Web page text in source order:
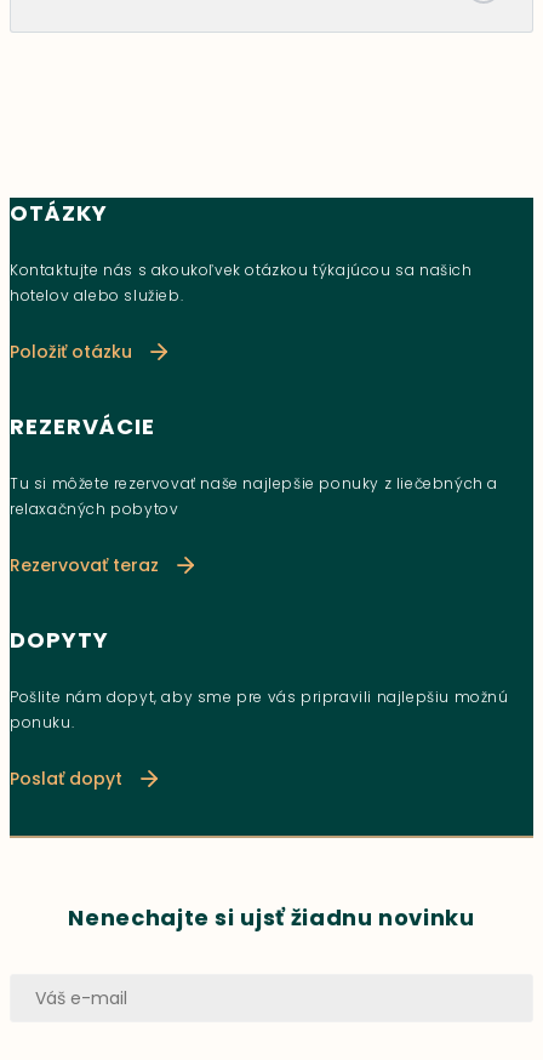
OTÁZKY
Kontaktujte nás s akoukoľvek otázkou týkajúcou sa našich
hotelov alebo služieb.
Položiť otázku
REZERVÁCIE
Tu si môžete rezervovať naše najlepšie ponuky z liečebných a
relaxačných pobytov
Rezervovať teraz
DOPYTY
Pošlite nám dopyt, aby sme pre vás pripravili najlepšiu možnú
ponuku.
Poslať dopyt
Nenechajte si ujsť žiadnu novinku